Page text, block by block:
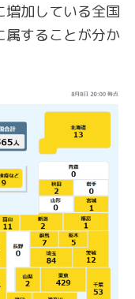
増加している全国
属することが分か